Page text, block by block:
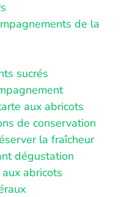
de la
sucrés
aux abricots
de conservation
la fraîcheur
dégustation
abricots